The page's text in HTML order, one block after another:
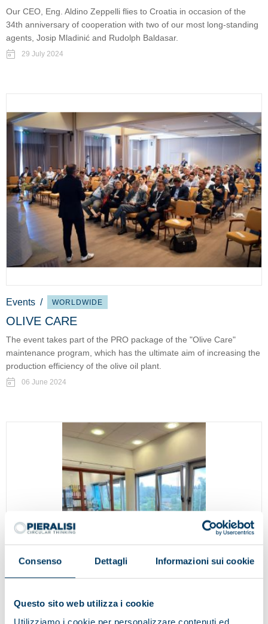
Consenso Dettagli Informazioni sui cookie
Questo sito web utilizza i cookie
Our CEO, Eng. Aldino Zeppelli flies to Croatia in occasion of the
34th anniversary of cooperation with two of our most long-standing
agents, Josip Mladinić and Rudolph Baldasar.
29 July 2024
Events / WORLDWIDE
OLIVE CARE
The event takes part of the PRO package of the "Olive Care"
maintenance program, which has the ultimate aim of increasing the
production efficiency of the olive oil plant.
06 June 2024